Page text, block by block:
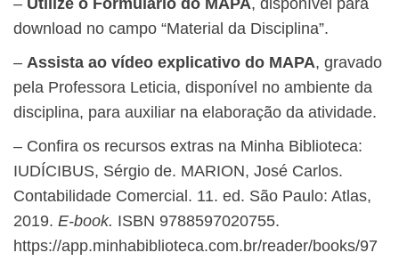
– Utilize o Formulário do MAPA, disponível para
download no campo “Material da Disciplina”.
– Assista ao vídeo explicativo do MAPA, gravado
pela Professora Leticia, disponível no ambiente da
disciplina, para auxiliar na elaboração da atividade.
– Confira os recursos extras na Minha Biblioteca: ​
IUDÍCIBUS, Sérgio de. MARION, José Carlos.
Contabilidade Comercial. 11. ed. São Paulo: Atlas,
2019. E-book. ISBN 9788597020755.
https://app.minhabiblioteca.com.br/reader/books/97